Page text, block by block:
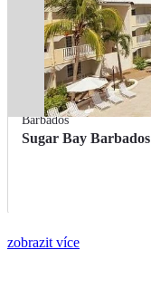
Barbados
Sugar Bay Barbados
zobrazit více